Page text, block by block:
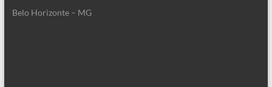
Belo Horizonte – MG